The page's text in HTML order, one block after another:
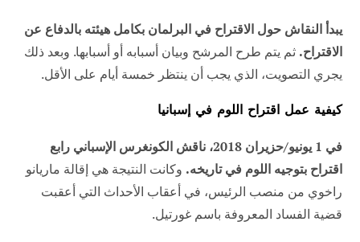
يبدأ النقاش حول الاقتراح في البرلمان بكامل هيئته بالدفاع عن
الاقتراح. ثم يتم طرح المرشح وبيان أسبابه أو أسبابها. وبعد ذلك
يجري التصويت، الذي يجب أن ينتظر خمسة أيام على الأقل.
كيفية عمل اقتراح اللوم في إسبانيا
في 1 يونيو/حزيران 2018، ناقش الكونغرس الإسباني رابع
اقتراح بتوجيه اللوم في تاريخه. وكانت النتيجة هي إقالة ماريانو
راخوي من منصب الرئيس، في أعقاب الأحداث التي أعقبت
قضية الفساد المعروفة باسم غورتيل.